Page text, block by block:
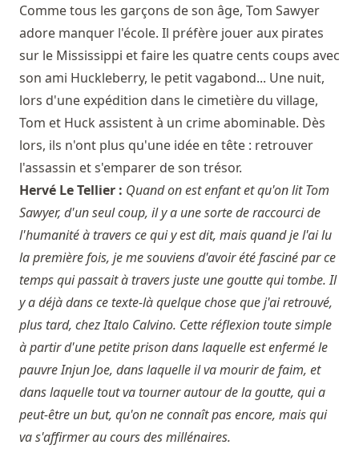
Comme tous les garçons de son âge, Tom Sawyer
adore manquer l'école. Il préfère jouer aux pirates
sur le Mississippi et faire les quatre cents coups avec
son ami Huckleberry, le petit vagabond... Une nuit,
lors d'une expédition dans le cimetière du village,
Tom et Huck assistent à un crime abominable. Dès
lors, ils n'ont plus qu'une idée en tête : retrouver
l'assassin et s'emparer de son trésor.
Hervé Le Tellier : Quand on est enfant et qu'on lit Tom
Sawyer, d'un seul coup, il y a une sorte de raccourci de
l'humanité à travers ce qui y est dit, mais quand je l'ai lu
la première fois, je me souviens d'avoir été fasciné par ce
temps qui passait à travers juste une goutte qui tombe. Il
y a déjà dans ce texte-là quelque chose que j'ai retrouvé,
plus tard, chez Italo Calvino. Cette réflexion toute simple
à partir d'une petite prison dans laquelle est enfermé le
pauvre Injun Joe, dans laquelle il va mourir de faim, et
dans laquelle tout va tourner autour de la goutte, qui a
peut-être un but, qu'on ne connaît pas encore, mais qui
va s'affirmer au cours des millénaires.